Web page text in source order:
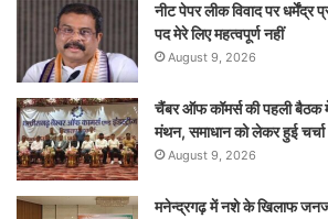
नीट पेपर लीक विवाद पर धर्मेंद्र
पद मेरे लिए महत्वपूर्ण नहीं
August 9, 2026
चैंबर ऑफ कॉमर्स की पहली बैठक
मंथन, समाधान को लेकर हुई चर्चा
August 9, 2026
मनेन्द्रगढ़ में नशे के खिलाफ